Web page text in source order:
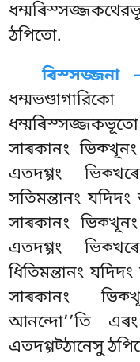
ঠপিতো.
ৰিস্সজ্জনা
সাৰকানং
এতদগ্গং
সতিমন্তানং
সাৰকানং
এতদগ্গং
ধিতিমন্তানং
সাৰকানং
আনন্দো’’তি
এতদগ্গট্ঠানেসু